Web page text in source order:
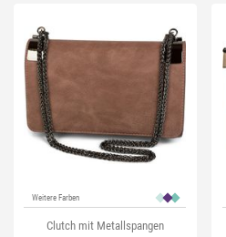
Weitere Farben
Clutch mit Metallspangen